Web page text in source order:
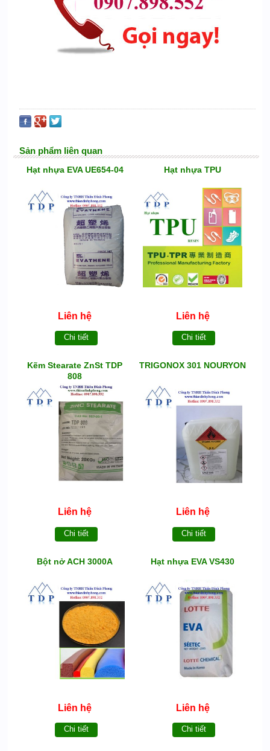
Sản phẩm liên quan
Hạt nhựa EVA UE654-04
Liên hệ
Chi tiết
Hạt nhựa TPU
Liên hệ
Chi tiết
Kẽm Stearate ZnSt TDP
808
Liên hệ
Chi tiết
TRIGONOX 301 NOURYON
Liên hệ
Chi tiết
Bột nở ACH 3000A
Liên hệ
Chi tiết
Hạt nhựa EVA VS430
Liên hệ
Chi tiết